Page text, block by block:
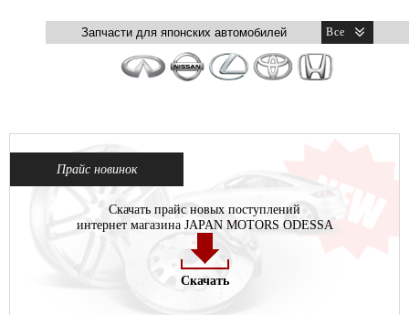
Прайс новинок
Скачать прайс новых поступлений
интернет магазина JAPAN MOTORS ODESSA
Скачать